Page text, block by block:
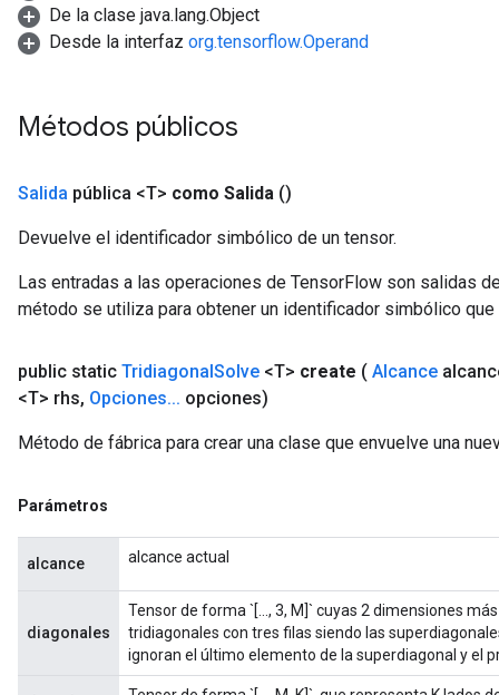
De la clase java.lang.Object
Desde la interfaz org.tensorflow.Operand
Métodos públicos
Salida pública <T> como Salida ()
Devuelve el identificador simbólico de un tensor.
Las entradas a las operaciones de TensorFlow son salidas
método se utiliza para obtener un identificador simbólico
public static TridiagonalSolve <T> create ( Alcance
<T> rhs, Opciones... opciones)
Método de fábrica para crear una clase que envuelve una
Parámetros
alcance alcance actual
diagonales
Tensor de forma `[..., 3, M]` cuyas 2 dimensiones
tridiagonales con tres filas siendo las
ignoran el último elemento de la superdiagonal y el